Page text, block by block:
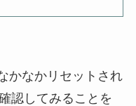
かなかリセットされ
認してみることを